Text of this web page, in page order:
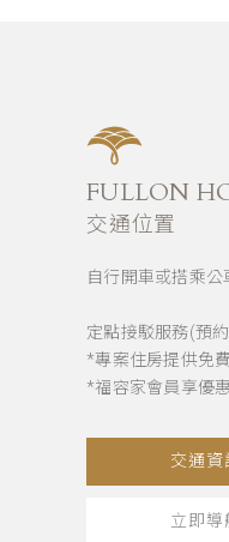
FULLON
交通位置
自行開車或搭乘公
定點接駁服務(預
*專案住房提供免
*福容家會員享優
交通資
立即導